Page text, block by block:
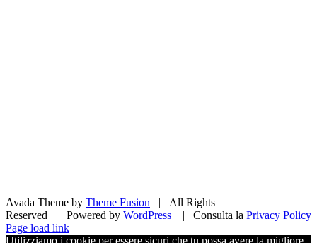
Avada Theme by Theme Fusion | All Rights
Reserved | Powered by WordPress | Consulta la Privacy Policy
Facebook
X
Pinterest
Instagram
Page load link
Utilizziamo i cookie per essere sicuri che tu possa avere la migliore